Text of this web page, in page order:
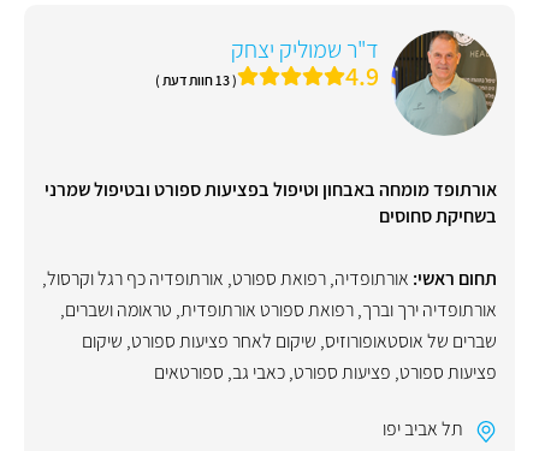
ד"ר שמוליק יצחק
4.9 ( 13 חוות דעת )
אורתופד מומחה באבחון וטיפול בפציעות ספורט ובטיפול שמרני
בשחיקת סחוסים
תחום ראשי: אורתופדיה,רפואת ספורט, אורתופדיה כף רגל וקרסול,
אורתופדיה ירך וברך,רפואת ספורט אורתופדית, טראומה ושברים,
שברים של אוסטאופורוזיס, שיקום לאחר פציעות ספורט, שיקום
פציעות ספורט, פציעות ספורט,כאבי גב, ספורטאים
תל אביב יפו